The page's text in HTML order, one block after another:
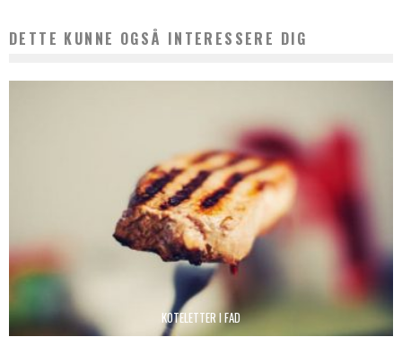
DETTE KUNNE OGSÅ INTERESSERE DIG
KOTELETTER I FAD